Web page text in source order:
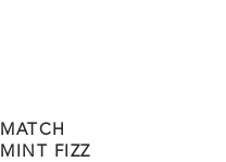
MATCH
MINT FIZZ